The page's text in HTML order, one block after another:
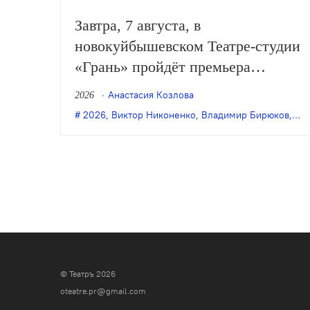
Завтра, 7 августа, в
новокуйбышевском Театре-студии
«Грань» пройдёт премьера
спектакля Дениса Бокурадзе
«Жили-были» по пьесе
2026
Анастасия Козлова
2026, Виктор Никоненко, Владимир Бирюков,
© Театръ 2026
oteatre.pr@gmail.com